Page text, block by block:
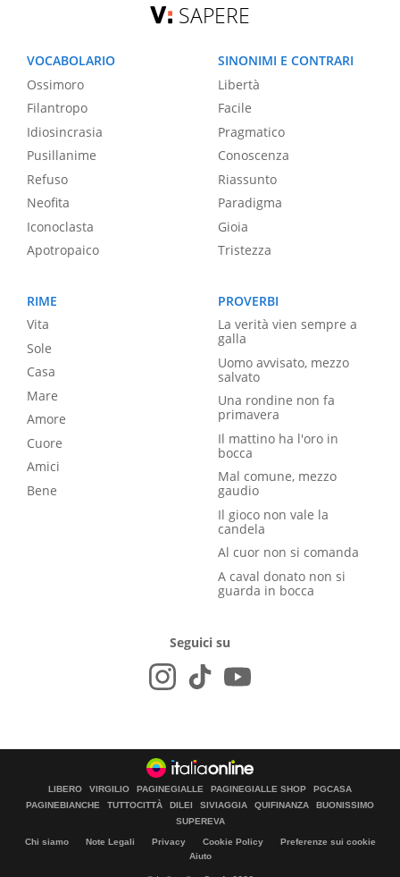
SAPERE
VOCABOLARIO
Ossimoro
Filantropo
Idiosincrasia
Pusillanime
Refuso
Neofita
Iconoclasta
Apotropaico
SINONIMI E CONTRARI
Libertà
Facile
Pragmatico
Conoscenza
Riassunto
Paradigma
Gioia
Tristezza
RIME
Vita
Sole
Casa
Mare
Amore
Cuore
Amici
Bene
PROVERBI
La verità vien sempre a
galla
Uomo avvisato, mezzo
salvato
Una rondine non fa
primavera
Il mattino ha l'oro in
bocca
Mal comune, mezzo
gaudio
Il gioco non vale la
candela
Al cuor non si comanda
A caval donato non si
guarda in bocca
Seguici su
LIBERO VIRGILIO PAGINEGIALLE PAGINEGIALLE SHOP
PGCASA
PAGINEBIANCHE
TUTTOCITTÀ DILEI SIVIAGGIA QUIFINANZA
BUONISSIMO
SUPEREVA
Chi siamo Note Legali Privacy Cookie Policy
Preferenze sui cookie
Aiuto